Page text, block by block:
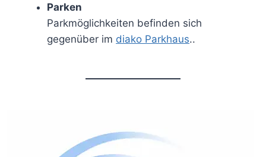
Parken
Parkmöglichkeiten befinden sich
gegenüber im diako Parkhaus..